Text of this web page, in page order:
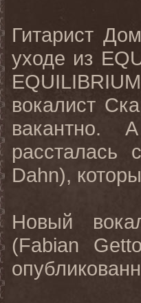
Гитарист
уходе из
вокалист
вакантно.
рассталась
Dahn),
Новый
(Fabian